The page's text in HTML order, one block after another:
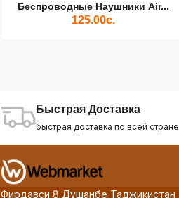
Беспроводные Наушники Air...
125.00с.
Быстрая Доставка
быстрая доставка по всей стране
Фирдавси 8 Душанбе Таджикистан